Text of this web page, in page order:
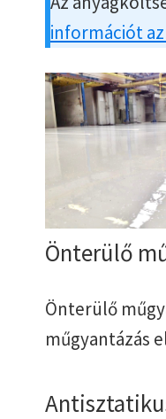
információt
Önterülő
Önterülő
műgyantázás